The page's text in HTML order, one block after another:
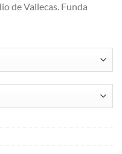
de Vallecas. Funda